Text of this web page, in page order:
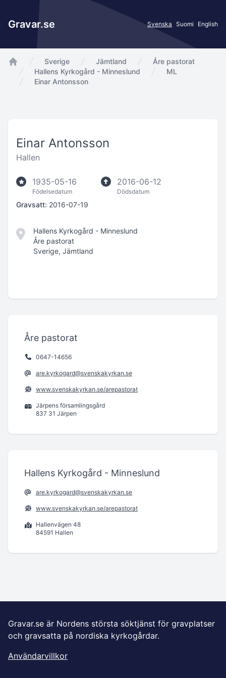
Gravar.se Svenska Suomi English
app.Start
Sverige Jämtland
Åre pastorat
Hallens Kyrkogård - Minneslund
ML
Einar Antonsson
Einar Antonsson
Hallen
1935-05-16
Födelsedatum
2016-06-12
Dödsdatum
Gravsatt: 2016-07-19
Hallens Kyrkogård - Minneslund
Åre pastorat
Sverige, Jämtland
Åre pastorat
0647-14656
are.kyrkogard@svenskakyrkan.se
www.svenskakyrkan.se/arepastorat
Järpens församlingsgård
837 31 Järpen
Hallens Kyrkogård - Minneslund
are.kyrkogard@svenskakyrkan.se
www.svenskakyrkan.se/arepastorat
Hallenvägen 48
84591 Hallen
Gravar.se är Nordens största söktjänst för gravplatser
och gravsatta på nordiska kyrkogårdar.
Användarvillkor